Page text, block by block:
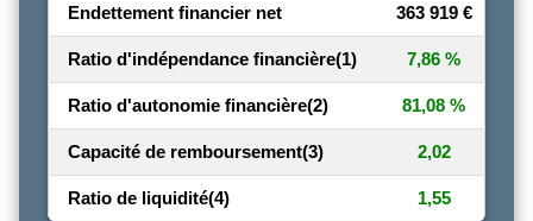
Endettement financier net 363 919 €
Ratio d'indépendance financière(1) 7,86 %
Ratio d'autonomie financière(2) 81,08 %
Capacité de remboursement(3) 2,02
Ratio de liquidité(4) 1,55